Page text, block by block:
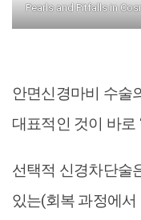
Pearls and Pitfalls in
안면신경마비 수술
대표적인 것이 바로 ‘
선택적 신경차단술
있는(회복 과정에